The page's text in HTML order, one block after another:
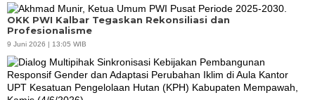
OKK PWI Kalbar Tegaskan Rekonsiliasi dan
Profesionalisme
9 Juni 2026 | 13:05 WIB